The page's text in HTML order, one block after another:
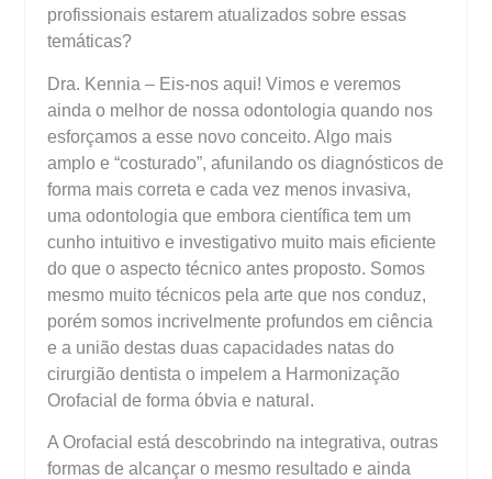
profissionais estarem atualizados sobre essas
temáticas?
Dra. Kennia – Eis-nos aqui! Vimos e veremos
ainda o melhor de nossa odontologia quando nos
esforçamos a esse novo conceito. Algo mais
amplo e “costurado”, afunilando os diagnósticos de
forma mais correta e cada vez menos invasiva,
uma odontologia que embora científica tem um
cunho intuitivo e investigativo muito mais eficiente
do que o aspecto técnico antes proposto. Somos
mesmo muito técnicos pela arte que nos conduz,
porém somos incrivelmente profundos em ciência
e a união destas duas capacidades natas do
cirurgião dentista o impelem a Harmonização
Orofacial de forma óbvia e natural.
A Orofacial está descobrindo na integrativa, outras
formas de alcançar o mesmo resultado e ainda